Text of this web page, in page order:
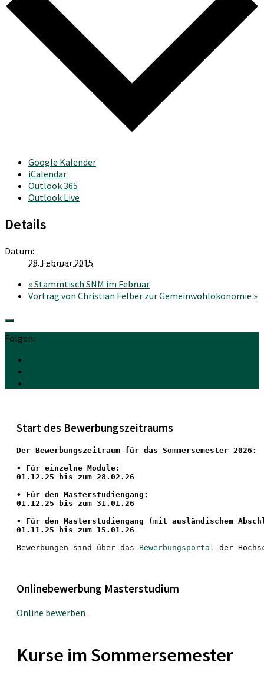
Google Kalender
iCalendar
Outlook 365
Outlook Live
Details
Datum:
28. Februar 2015
« Stammtisch SNM im Februar
Vortrag von Christian Felber zur Gemeinwohlökonomie »
Folgen:
Start des Bewerbungszeitraums
Der Bewerbungszeitraum für das Sommersemester 2026:
• Für einzelne Module:
01.12.25 bis zum 28.02.26
• Für den Masterstudiengang:
01.12.25 bis zum 31.01.26
• Für den Masterstudiengang (mit ausländischem
01.11.25 bis zum 15.01.26
Bewerbungen sind über das Bewerbungsportal der
Onlinebewerbung Masterstudium
Online bewerben
Kurse im Sommersemester